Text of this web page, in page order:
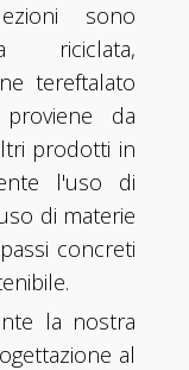
sono
riciclata,
tereftalato
da
prodotti in
l'uso di
di materie
concreti
la nostra
al